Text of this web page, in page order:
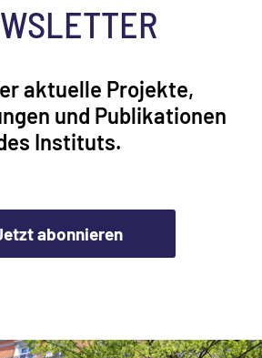
aktuelle Projekte,
und Publikationen
Instituts.
abonnieren